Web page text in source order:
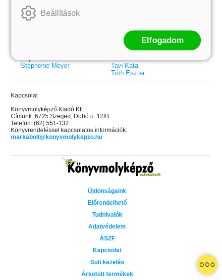
Grace and Glory - Kegyelem és
dicsőség (Az Előhírnök-trilógia
Különleges éldekorált kiadás!
Bad Girl Reputation
lány (Avalon Bay 2.)
Elle Kennedy
Jenny Han
Leigh Bardugo
Maggie Stiefvater
Rupi Kaur
Stephenie Meyer
Rácz-Stefán Tibor
Róbert Katalin
Spirit Bliss
Szélesi Sándor
Tavi Kata
Tóth Eszter
Kapcsolat
Könyvmolyképző Kiadó Kft.
Címünk: 6725 Szeged, Dobó u. 12/B
Telefon: (62) 551-132
Könyvrendeléssel kapcsolatos információk:
markabolt@konyvmolykepzo.hu
Újdonságaink
Előrendelhető
Tudnivalók
Adatvédelem
ÁSZF
Kapcsolat
Süti kezelés
Árkötött termékek
Beállítások
Elfogadom